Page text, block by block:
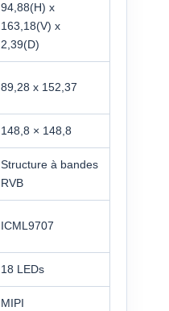
94,88(H) x
163,18(V) x
2,39(D)
89,28 x 152,37
148,8 × 148,8
Structure à bandes
RVB
ICML9707
18 LEDs
MIPI